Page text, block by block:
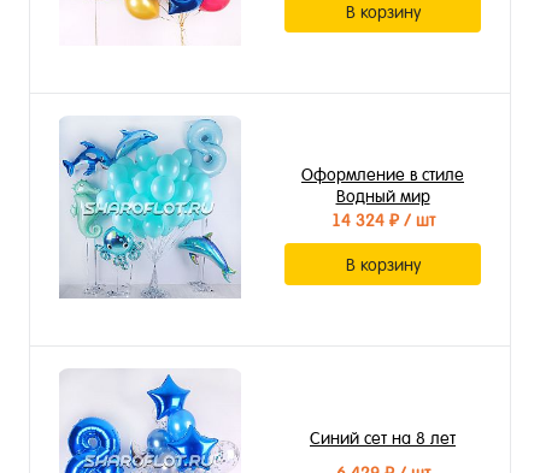
В корзину
Оформление в стиле
Водный мир
14 324 ₽/ шт
В корзину
Синий сет на 8 лет